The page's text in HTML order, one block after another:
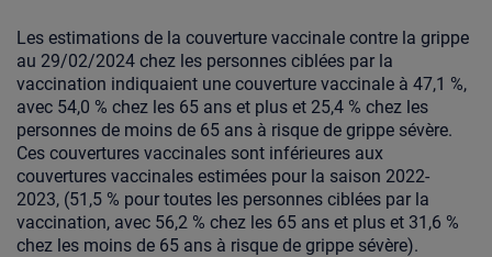
Les estimations de la couverture vaccinale contre la grippe
au 29/02/2024 chez les personnes ciblées par la
vaccination indiquaient une couverture vaccinale à 47,1 %,
avec 54,0 % chez les 65 ans et plus et 25,4 % chez les
personnes de moins de 65 ans à risque de grippe sévère.
Ces couvertures vaccinales sont inférieures aux
couvertures vaccinales estimées pour la saison 2022-
2023, (51,5 % pour toutes les personnes ciblées par la
vaccination, avec 56,2 % chez les 65 ans et plus et 31,6 %
chez les moins de 65 ans à risque de grippe sévère).